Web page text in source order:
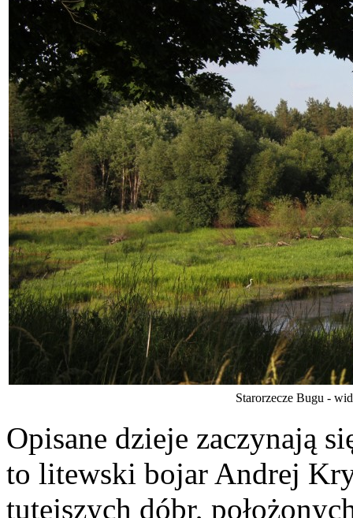
Starorzecze Bugu -
Opisane dzieje zaczynają
to litewski bojar Andrej
tutejszych dóbr,